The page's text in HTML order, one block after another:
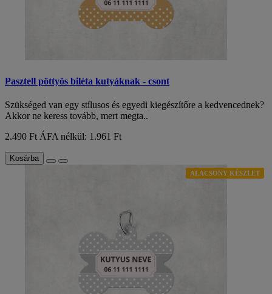
Pasztell pöttyös biléta kutyáknak - csont
Szükséged van egy stílusos és egyedi kiegészítőre a kedvencednek?
Akkor ne keress tovább, mert megta..
2.490 Ft ÁFA nélkül: 1.961 Ft
Kosárba
ALACSONY KÉSZLET